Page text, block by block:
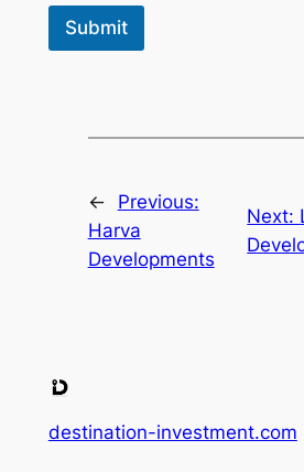
و
م
Submit
←
Previous:
Harva
Developments
Next:
destination-investment.com